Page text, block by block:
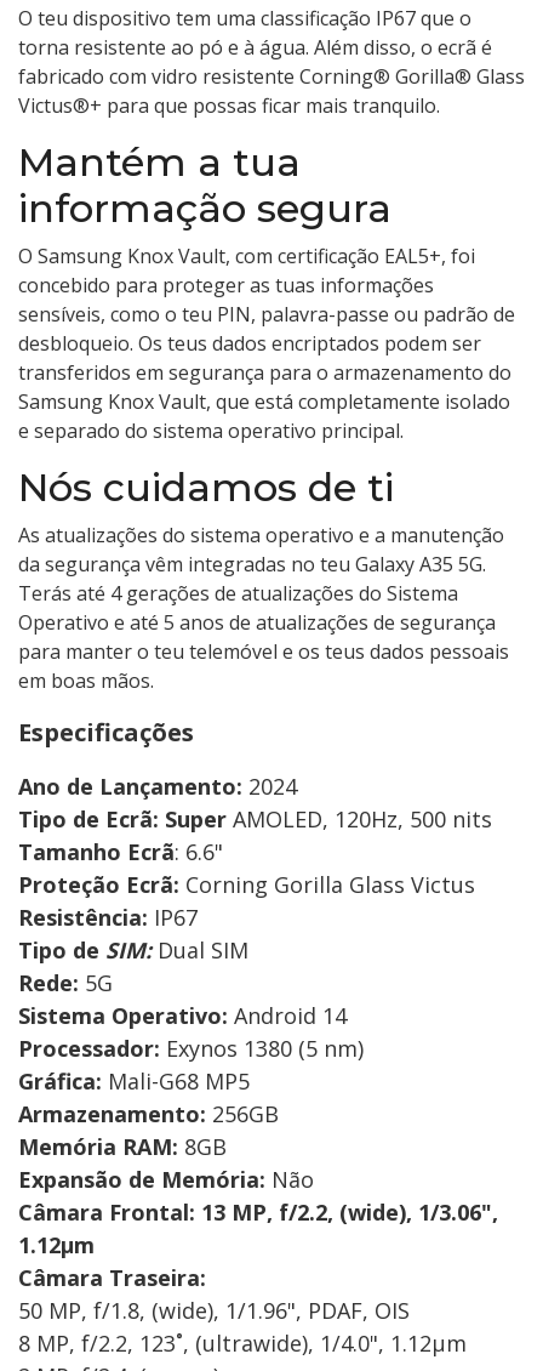
O teu dispositivo tem uma classificação IP67 que o
torna resistente ao pó e à água. Além disso, o ecrã é
fabricado com vidro resistente Corning® Gorilla® Glass
Victus®+ para que possas ficar mais tranquilo.
Mantém a tua
informação segura
O Samsung Knox Vault, com certificação EAL5+, foi
concebido para proteger as tuas informações
sensíveis, como o teu PIN, palavra-passe ou padrão de
desbloqueio. Os teus dados encriptados podem ser
transferidos em segurança para o armazenamento do
Samsung Knox Vault, que está completamente isolado
e separado do sistema operativo principal.
Nós cuidamos de ti
As atualizações do sistema operativo e a manutenção
da segurança vêm integradas no teu Galaxy A35 5G.
Terás até 4 gerações de atualizações do Sistema
Operativo e até 5 anos de atualizações de segurança
para manter o teu telemóvel e os teus dados pessoais
em boas mãos.
Especificações
Ano de Lançamento: 2024
Tipo de Ecrã: Super AMOLED, 120Hz, 500 nits
Tamanho Ecrã: 6.6"
Proteção Ecrã: Corning Gorilla Glass Victus
Resistência: IP67
Tipo de SIM:Dual SIM
Rede: 5G
Sistema Operativo: Android 14
Processador: Exynos 1380 (5 nm)
Gráfica: Mali-G68 MP5
Armazenamento: 256GB
Memória RAM: 8GB
Expansão de Memória: Não
Câmara Frontal: 13 MP, f/2.2, (wide), 1/3.06",
1.12µm
Câmara Traseira:
50 MP, f/1.8, (wide), 1/1.96", PDAF, OIS
8 MP, f/2.2, 123˚, (ultrawide), 1/4.0", 1.12µm